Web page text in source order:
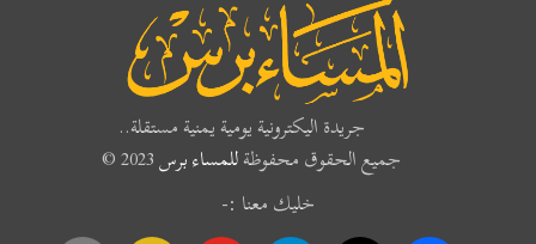
جريدة اليكترونية يومية يمنية مستقلة..
جميع الحقوق محفوظةللمساء برس
خليك معنا :-